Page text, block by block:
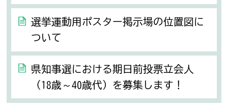
選挙運動用ポスター掲示場の位置図に
ついて
県知事選における期日前投票立会人
（18歳～40歳代）を募集します！